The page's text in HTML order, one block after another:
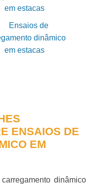
ENSAIOS DE
EM
dinâmico